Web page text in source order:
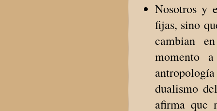
Nosotros y
fijas, sino
cambian
momento
dualismo
afirma que